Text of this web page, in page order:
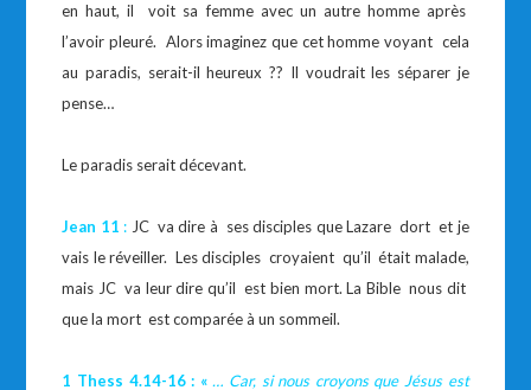
en haut, il voit sa femme avec un autre homme après
l’avoir pleuré. Alors imaginez que cet homme voyant cela
au paradis, serait-il heureux ?? Il voudrait les séparer je
pense…
Le paradis serait décevant.
Jean 11 : JC va dire à ses disciples que Lazare dort et je
vais le réveiller. Les disciples croyaient qu’il était malade,
mais JC va leur dire qu’il est bien mort. La Bible nous dit
que la mort est comparée à un sommeil.
1 Thess 4.14-16 : «… Car, si nous croyons que Jésus est